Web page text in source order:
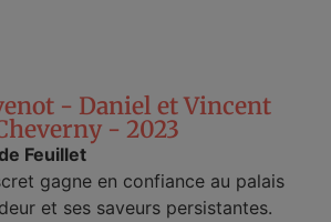
- Daniel et Vincent
- 2023
Feuillet
gagne en confiance au palais
et ses saveurs persistantes.